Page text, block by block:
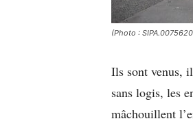
(Photo :
Ils sont venus,
sans logis, les
mâchouillent